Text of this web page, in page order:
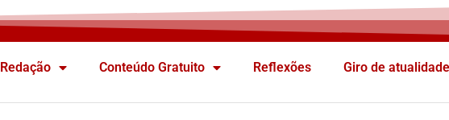
Redação Conteúdo Gratuito Reflexões Giro de